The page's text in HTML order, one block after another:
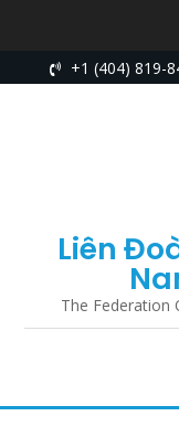
to
+1 (404) 819-
Liên
The Federation